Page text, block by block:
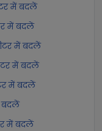
में बदलें
में बदलें
में बदलें
में बदलें
में बदलें
बदलें
में बदलें